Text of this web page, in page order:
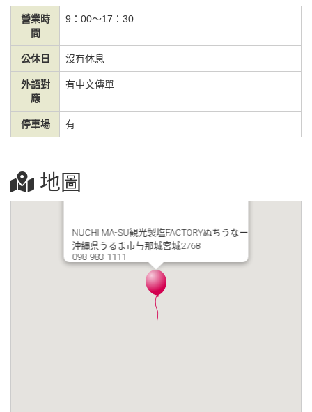
營業時
間
9：00～17：30
公休日 沒有休息
外語對
應
有中文傳單
停車場 有
地圖
NUCHI MA-SU観光製塩FACTORYぬちうなー
沖縄県うるま市与那城宮城2768
098-983-1111